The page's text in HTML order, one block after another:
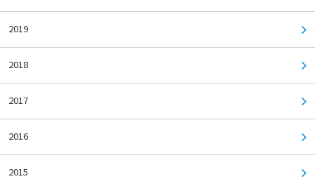
2019
2018
2017
2016
2015